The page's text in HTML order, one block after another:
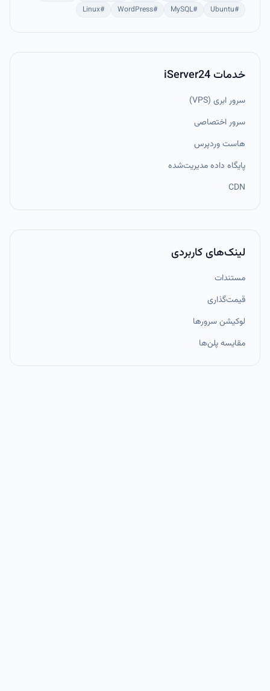
#
Ubuntu
#
MySQL
#
WordPress
#
Linux
خدمات iServer24
سرور ابری (VPS)
سرور اختصاصی
هاست وردپرس
پایگاه داده مدیریت‌شده
CDN
لینک‌های کاربردی
مستندات
قیمت‌گذاری
لوکیشن سرورها
مقایسه پلن‌ها